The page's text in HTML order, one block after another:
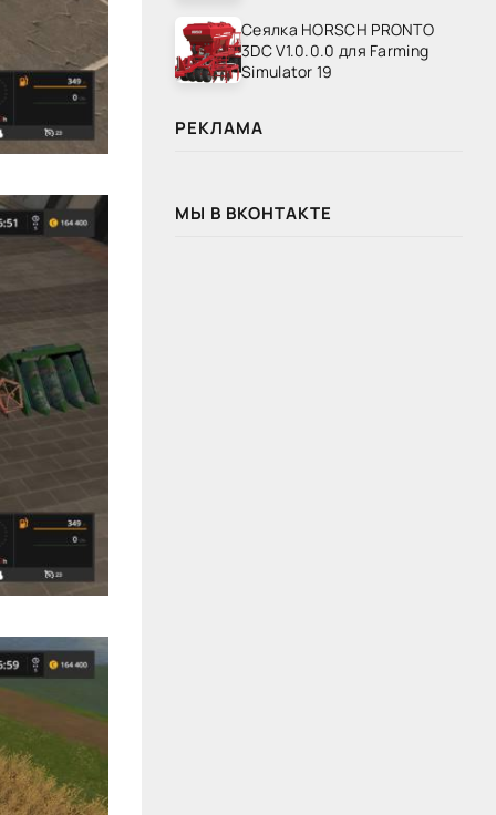
Сеялка HORSCH PRONTO
3DC V1.0.0.0 для Farming
Simulator 19
РЕКЛАМА
МЫ В ВКОНТАКТЕ